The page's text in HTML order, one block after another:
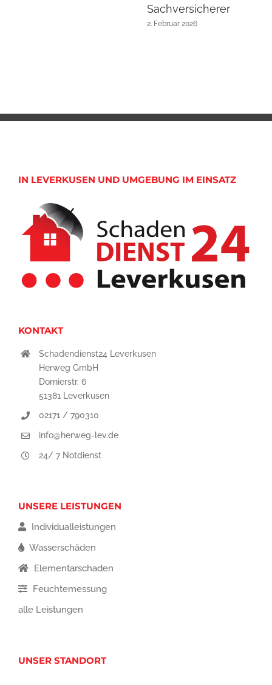
Sachversicherer
2. Februar 2026
IN LEVERKUSEN UND UMGEBUNG IM EINSATZ
KONTAKT
Schadendienst24 Leverkusen
Herweg GmbH
Dornierstr. 6
51381 Leverkusen
02171 / 790310
info@herweg-lev.de
24/ 7 Notdienst
UNSERE LEISTUNGEN
Individualleistungen
Wasserschäden
Elementarschaden
Feuchtemessung
alle Leistungen
UNSER STANDORT